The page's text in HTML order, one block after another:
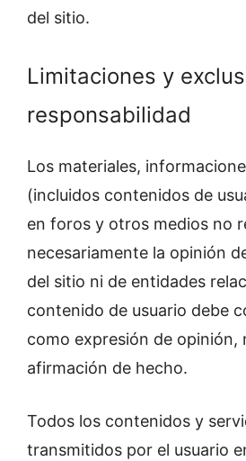
del sitio.
Limitaciones y
responsabilidad
Los materiales,
(incluidos contenidos de
en foros y otros medios no
necesariamente la opinión
del sitio ni de entidades
contenido de usuario debe
como expresión de opinión,
afirmación de hecho.
Todos los contenidos y
transmitidos por el usuario